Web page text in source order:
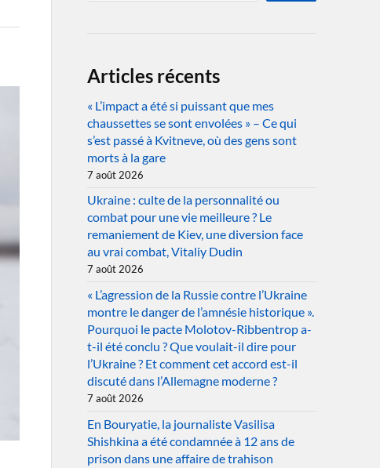
Articles récents
« L’impact a été si puissant que mes
chaussettes se sont envolées » – Ce qui
s’est passé à Kvitneve, où des gens sont
morts à la gare
7 août 2026
Ukraine : culte de la personnalité ou
combat pour une vie meilleure ? Le
remaniement de Kiev, une diversion face
au vrai combat, Vitaliy Dudin
7 août 2026
« L’agression de la Russie contre l’Ukraine
montre le danger de l’amnésie historique ».
Pourquoi le pacte Molotov-Ribbentrop a-
t-il été conclu ? Que voulait-il dire pour
l’Ukraine ? Et comment cet accord est-il
discuté dans l’Allemagne moderne ?
7 août 2026
En Bouryatie, la journaliste Vasilisa
Shishkina a été condamnée à 12 ans de
prison dans une affaire de trahison